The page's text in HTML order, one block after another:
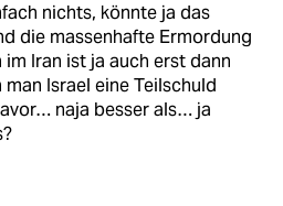
nichts, könnte ja das
die massenhafte Ermordung
im Iran ist ja auch erst dann
man Israel eine Teilschuld
naja besser als… ja